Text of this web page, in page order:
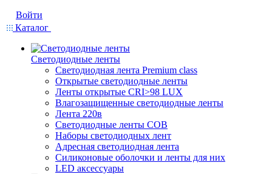
Войти
Каталог
Светодиодные ленты
Светодиодная лента Premium class
Открытые светодиодные ленты
Ленты открытые CRI>98 LUX
Влагозащищенные светодиодные ленты
Лента 220в
Светодиодные ленты COB
Наборы светодиодных лент
Адресная светодиодная лента
Силиконовые оболочки и ленты для них
LED аксессуары